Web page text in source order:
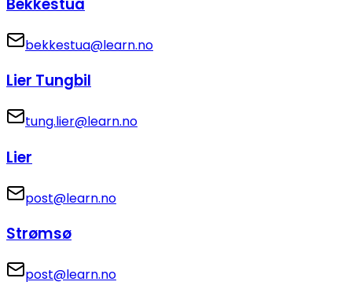
Bekkestua
bekkestua@learn.no
Lier Tungbil
tung.lier@learn.no
Lier
post@learn.no
Strømsø
post@learn.no